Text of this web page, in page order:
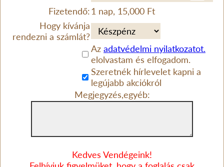
Fizetendő:1 nap, 15,000 Ft
Hogy kívánja
rendezni a számlát?
Az adatvédelmi nyilatkozatot.
elolvastam és elfogadom.
Szeretnék hírlevelet kapni a
legújabb akciókról
Megjegyzés,egyéb:
Kedves Vendégeink!